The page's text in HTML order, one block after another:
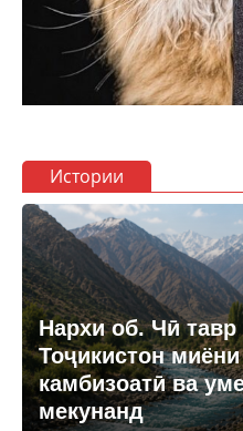
Истории
Нархи об. Чӣ
Тоҷикистон
камбизоатӣ ва
мекунанд